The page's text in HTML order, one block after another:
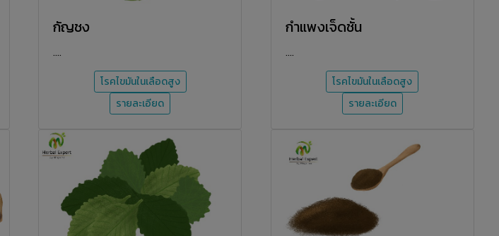
กัญชง
....
โรคไขมันในเลือดสูง
รายละเอียด
กำแพงเจ็ดชั้น
....
โรคไขมันในเลือดสูง
รายละเอียด